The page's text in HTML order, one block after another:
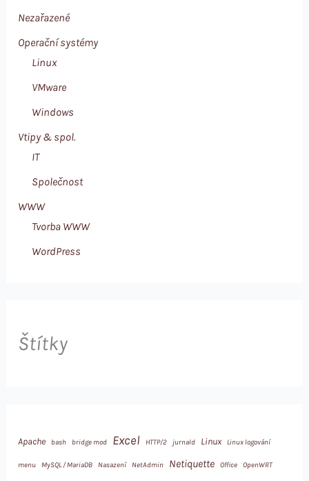
Nezařazené
Operační systémy
Linux
VMware
Windows
Vtipy & spol.
IT
Společnost
WWW
Tvorba WWW
WordPress
Štítky
Apache bash bridge mod Excel HTTP/2 jurnald Linux Linux logování
menu MySQL / MariaDB Nasazení NetAdmin Netiquette Office OpenWRT